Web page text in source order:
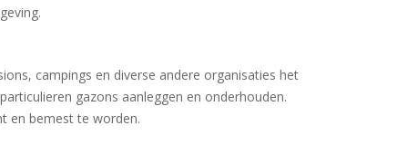
campings en diverse andere organisaties het
gazons aanleggen en onderhouden.
en bemest te worden.